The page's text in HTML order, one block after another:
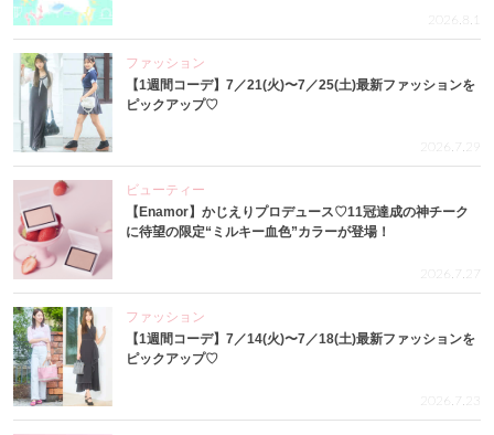
2026.8.1
ファッション
【1週間コーデ】7／21(火)〜7／25(土)最新ファッションを
ピックアップ♡
2026.7.29
ビューティー
【Enamor】かじえりプロデュース♡11冠達成の神チーク
に待望の限定“ミルキー血色”カラーが登場！
2026.7.27
ファッション
【1週間コーデ】7／14(火)〜7／18(土)最新ファッションを
ピックアップ♡
2026.7.23